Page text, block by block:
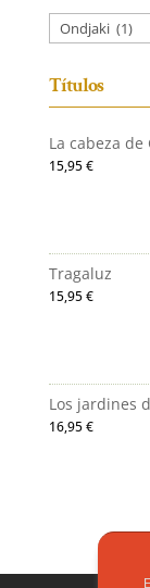
Títulos
La cabeza de
15,95€
Tragaluz
15,95€
Los jardines
16,95€